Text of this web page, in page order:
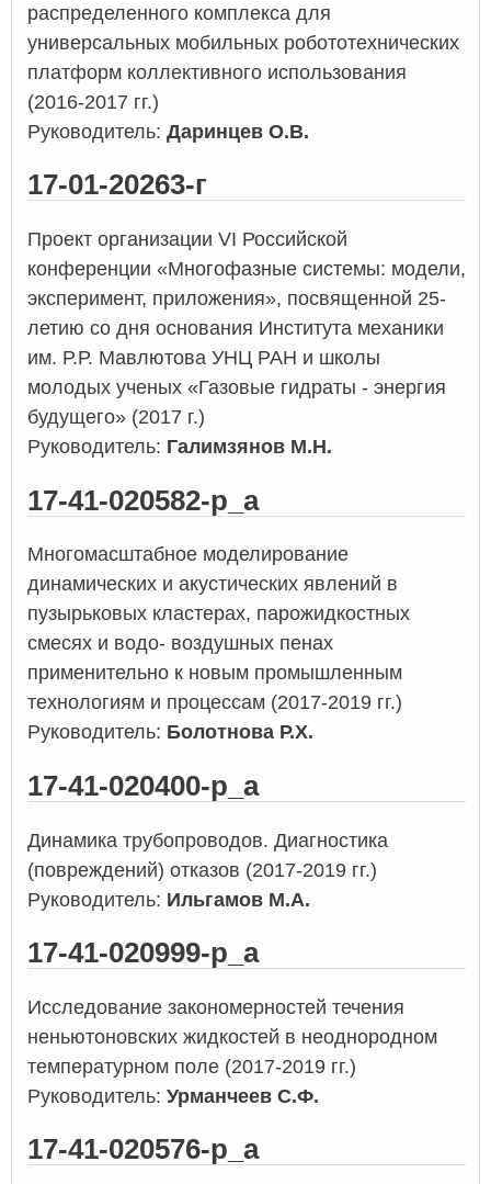
распределенного комплекса для
универсальных мобильных робототехнических
платформ коллективного использования
(2016-2017 гг.)
Руководитель: Даринцев О.В.
17-01-20263-г
Проект организации VI Российской
конференции «Многофазные системы: модели,
эксперимент, приложения», посвященной 25-
летию со дня основания Института механики
им. Р.Р. Мавлютова УНЦ РАН и школы
молодых ученых «Газовые гидраты - энергия
будущего» (2017 г.)
Руководитель: Галимзянов М.Н.
17-41-020582-р_а
Многомасштабное моделирование
динамических и акустических явлений в
пузырьковых кластерах, парожидкостных
смесях и водо- воздушных пенах
применительно к новым промышленным
технологиям и процессам (2017-2019 гг.)
Руководитель: Болотнова Р.Х.
17-41-020400-р_а
Динамика трубопроводов. Диагностика
(повреждений) отказов (2017-2019 гг.)
Руководитель: Ильгамов М.А.
17-41-020999-р_а
Исследование закономерностей течения
неньютоновских жидкостей в неоднородном
температурном поле (2017-2019 гг.)
Руководитель: Урманчеев С.Ф.
17-41-020576-р_а